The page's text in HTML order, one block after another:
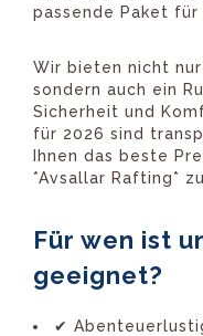
passende Paket für
Wir bieten nicht
sondern auch ein
Sicherheit und
für 2026 sind
Ihnen das beste
*Avsallar Rafting*
Für wen ist
geeignet?
✔